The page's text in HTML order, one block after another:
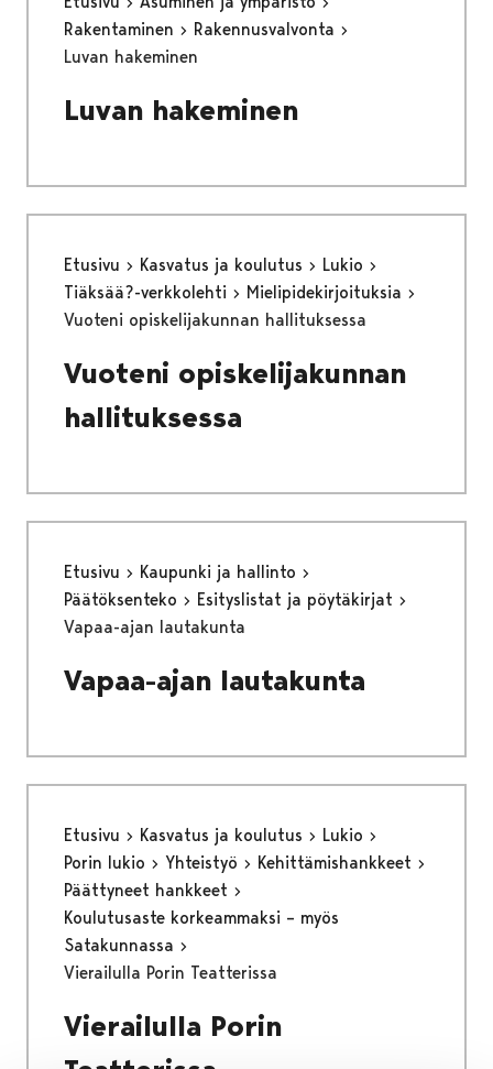
Rakentaminen
Rakennusvalvonta
Luvan hakeminen
Luvan hakeminen
Etusivu Kasvatus ja koulutus
Lukio
Tiäksää?-verkkolehti
Mielipidekirjoituksia
Vuoteni opiskelijakunnan hallituksessa
Vuoteni opiskelijakunnan
hallituksessa
Etusivu
Kaupunki ja hallinto
Päätöksenteko
Esityslistat ja pöytäkirjat
Vapaa-ajan lautakunta
Vapaa-ajan lautakunta
Etusivu Kasvatus ja koulutus
Lukio
Porin lukio
Yhteistyö
Kehittämishankkeet
Päättyneet hankkeet
Koulutusaste korkeammaksi – myös
Satakunnassa
Vierailulla Porin Teatterissa
Vierailulla Porin